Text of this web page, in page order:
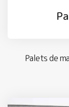
Palets de